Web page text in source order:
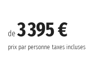
de3 395 €
prix par personne taxes incluses